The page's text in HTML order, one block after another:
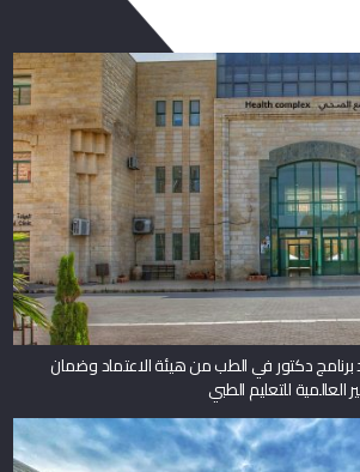
دكتور في الطب من هيئة الاعتماد وضمان
العالمية للتعليم الطبي